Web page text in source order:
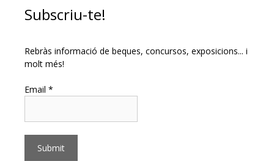
Subscriu-te!
Rebràs informació de beques, concursos, exposicions... i
molt més!
Email *